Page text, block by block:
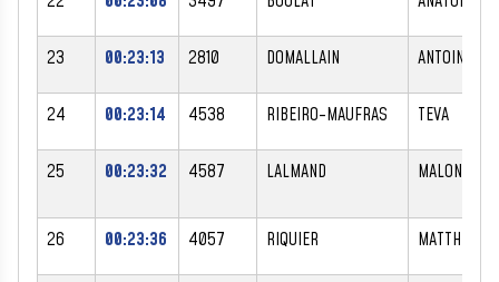
23 00:23:13 2810 DOMALLAIN ANTOINE
24 00:23:14 4538 RIBEIRO-MAUFRAS TEVA
25 00:23:32 4587 LALMAND MALONE
26 00:23:36 4057 RIQUIER MATTHIEU